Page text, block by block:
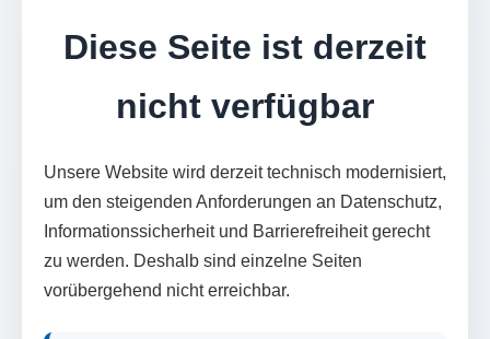
Diese Seite ist derzeit
nicht verfügbar
Unsere Website wird derzeit technisch modernisiert,
um den steigenden Anforderungen an Datenschutz,
Informationssicherheit und Barrierefreiheit gerecht
zu werden. Deshalb sind einzelne Seiten
vorübergehend nicht erreichbar.